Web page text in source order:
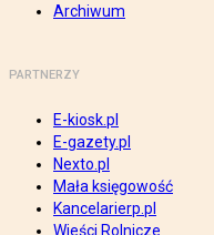
Archiwum
PARTNERZY
E-kiosk.pl
E-gazety.pl
Nexto.pl
Mała księgowość
Kancelarierp.pl
Wieści Rolnicze